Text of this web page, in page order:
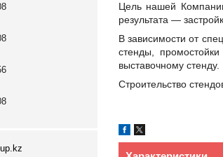
Цель нашей
результата —
В зависимости от
стенды,
выставочному стенду.
Строительство